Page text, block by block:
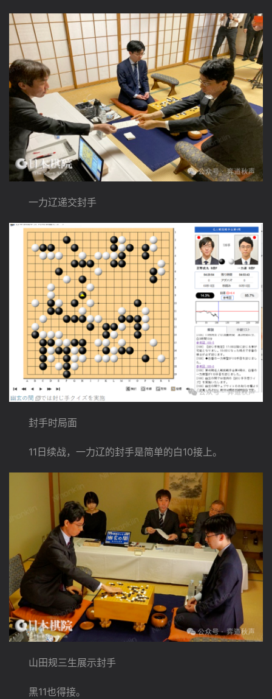
一力辽递交封手
封手时局面
11日续战，一力辽的封手是简单的白10接上。
山田规三生展示封手
黑11也得接。